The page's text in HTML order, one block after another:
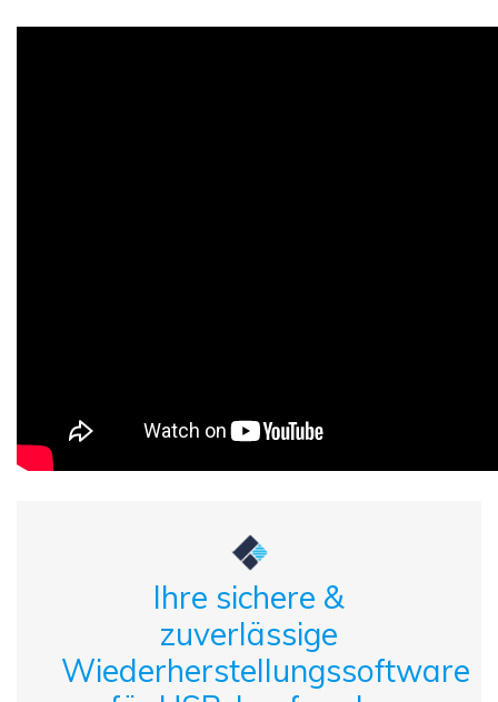
Ihre sichere &
zuverlässige
Wiederherstellungssoftware